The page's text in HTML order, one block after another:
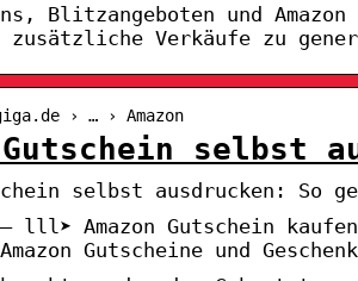
Blitzangeboten und
zusätzliche Verkäufe zu
› … › Amazon
Gutschein selbst
selbst ausdrucken: So
— lll➤ Amazon Gutschein
Gutscheine und